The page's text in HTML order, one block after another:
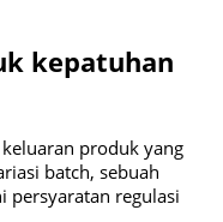
kepatuhan
produk yang
batch, sebuah
regulasi